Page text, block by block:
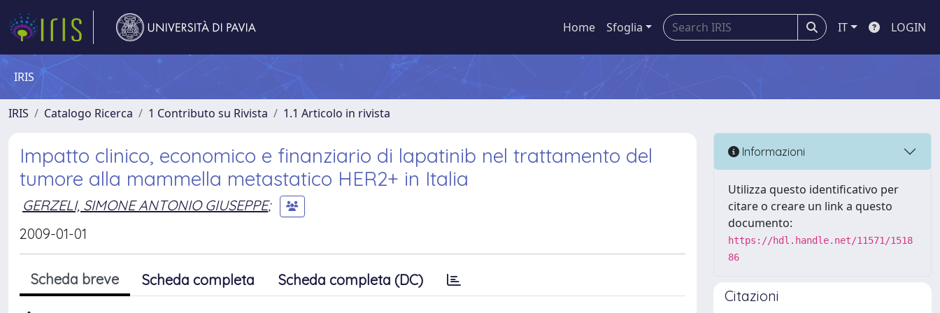
Home Sfoglia IT LOGIN
IRIS
IRIS Catalogo Ricerca 1 Contributo su Rivista 1.1 Articolo in rivista
Impatto clinico, economico e finanziario di lapatinib nel trattamento del
tumore alla mammella metastatico HER2+ in Italia
GERZELI, SIMONE ANTONIO GIUSEPPE;
2009-01-01
Scheda breve Scheda completa Scheda completa (DC)
Informazioni
Utilizza questo identificativo per
citare o creare un link a questo
documento:
https://hdl.handle.net/11571/1518
86
Citazioni